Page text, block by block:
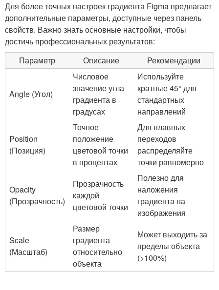
Для более точных настроек градиента Figma предлагает
дополнительные параметры, доступные через панель
свойств. Важно знать основные настройки, чтобы
достичь профессиональных результатов:
Параметр
Описание Рекомендации
Angle (Угол)
Числовое
значение угла
градиента в
градусах
Используйте
кратные 45° для
стандартных
направлений
Position
(Позиция)
Точное
положение
цветовой точки
в процентах
Для плавных
переходов
распределяйте
точки равномерно
Opacity
(Прозрачность)
Прозрачность
каждой
цветовой точки
Полезно для
наложения
градиента на
изображения
Scale
(Масштаб)
Размер
градиента
относительно
объекта
Может выходить за
пределы объекта
(>100%)